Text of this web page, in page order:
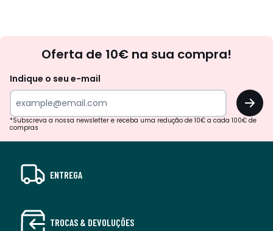
Oferta de 10€ na sua compra!
Indique o seu e-mail
OK
*Subscreva a nossa newsletter e receba uma redução de 10€ a cada 100€ de
compras
ENTREGA
TROCAS & DEVOLUÇÕES